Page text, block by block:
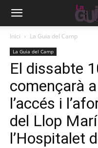
Inici La Guia del Camp
La Guia del Camp
El dissabte
començarà
l’accés i
del Llop
l’Hospitalet